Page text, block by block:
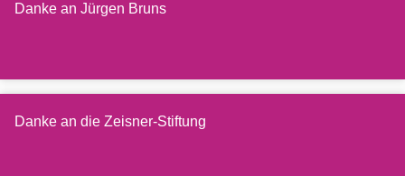
Danke an Jürgen Bruns
Danke an die Zeisner-Stiftung